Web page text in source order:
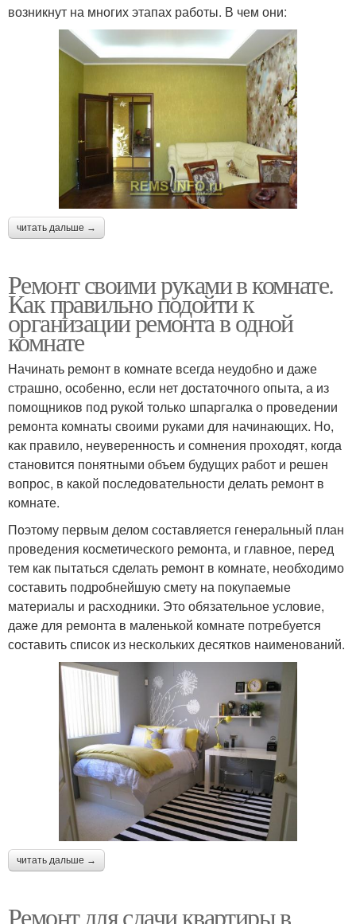
возникнут на многих этапах работы. В чем они:
читать дальше →
Ремонт своими руками в комнате.
Как правильно подойти к
организации ремонта в одной
комнате
Начинать ремонт в комнате всегда неудобно и даже
страшно, особенно, если нет достаточного опыта, а из
помощников под рукой только шпаргалка о проведении
ремонта комнаты своими руками для начинающих. Но,
как правило, неуверенность и сомнения проходят, когда
становится понятными объем будущих работ и решен
вопрос, в какой последовательности делать ремонт в
комнате.
Поэтому первым делом составляется генеральный план
проведения косметического ремонта, и главное, перед
тем как пытаться сделать ремонт в комнате, необходимо
составить подробнейшую смету на покупаемые
материалы и расходники. Это обязательное условие,
даже для ремонта в маленькой комнате потребуется
составить список из нескольких десятков наименований.
читать дальше →
Ремонт для сдачи квартиры в